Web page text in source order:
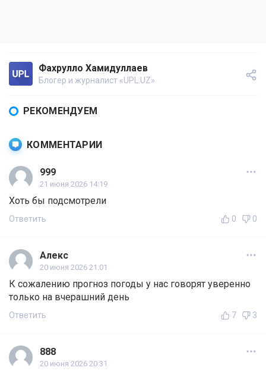
Фахрулло Хамидуллаев
Блогер и журналист «UPL.UZ»
РЕКОМЕНДУЕМ
КОММЕНТАРИИ
999
21 июня 2026 14:19
Хоть бы подсмотрели
Ответить 0 0
Алекс
20 июня 2026 21:01
К сожалению прогноз погоды у нас говорят уверенно
только на вчерашний день
Ответить 7 3
888
20 июня 2026 20:31